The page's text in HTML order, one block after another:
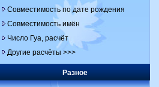
Совместимость по дате рождения
Совместимость имён
Число Гуа, расчёт
Другие расчёты >>>
Разное